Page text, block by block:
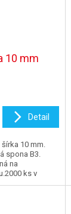
10 mm
Detail
10 mm.
spona B3.
na
ks v